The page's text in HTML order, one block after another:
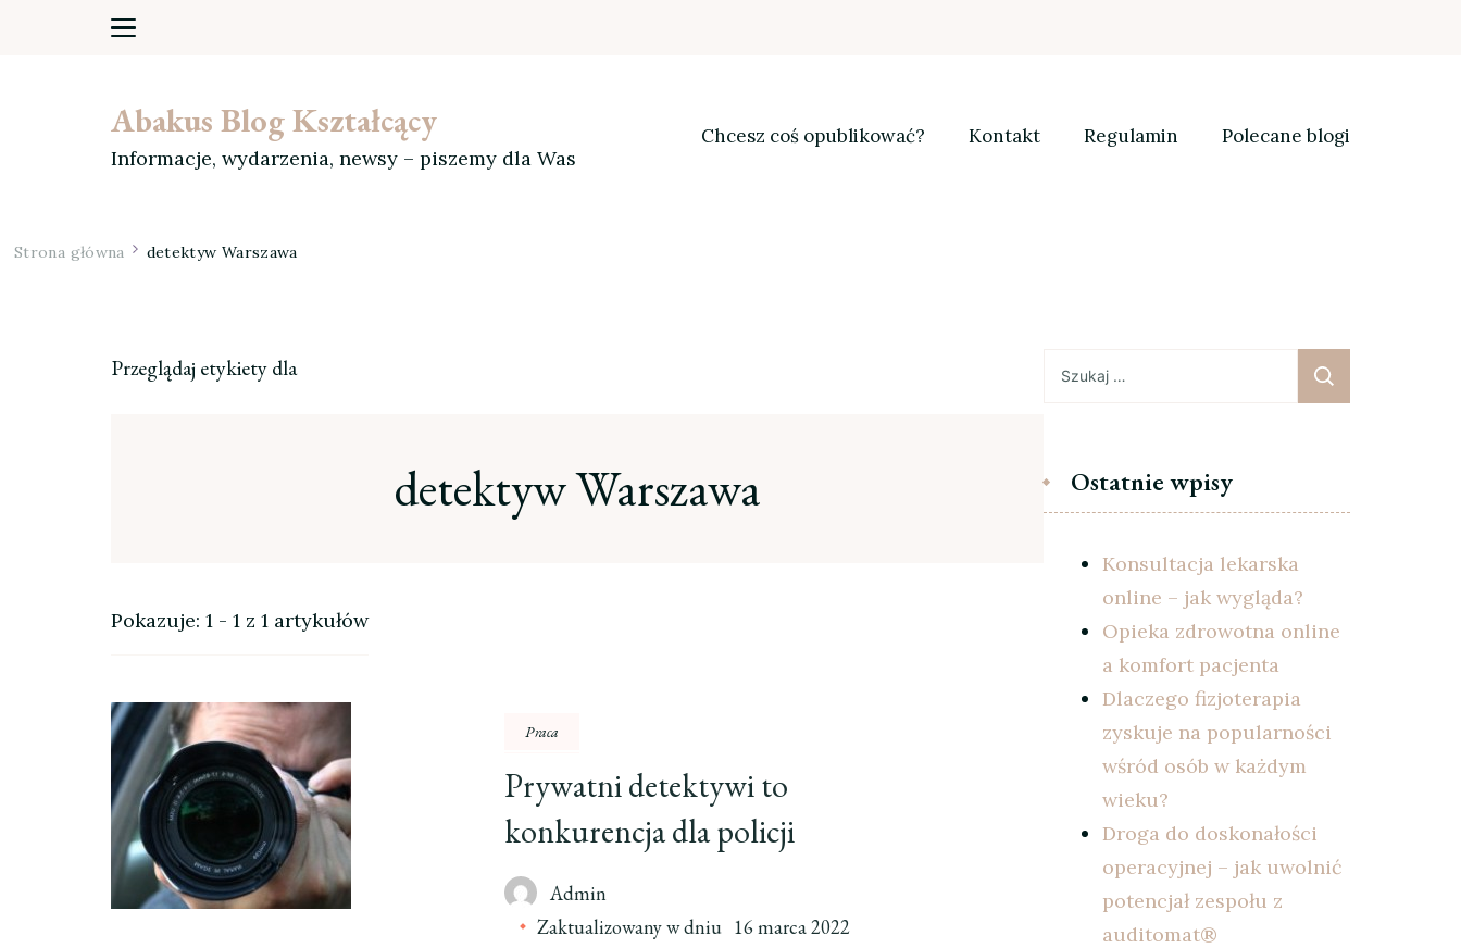
Abakus Blog Kształcący
Informacje, wydarzenia, newsy – piszemy dla Was
Chcesz coś opublikować? Kontakt Regulamin Polecane blogi
Strona główna detektyw Warszawa
Przeglądaj etykiety dla
detektyw Warszawa
Pokazuje: 1 - 1 z 1 artykułów
Praca
Prywatni detektywi to
konkurencja dla policji
Admin
Zaktualizowany w dniu 16 marca 2022
Ostatnie wpisy
Konsultacja lekarska
online – jak wygląda?
Opieka zdrowotna online
a komfort pacjenta
Dlaczego fizjoterapia
zyskuje na popularności
wśród osób w każdym
wieku?
Droga do doskonałości
operacyjnej – jak uwolnić
potencjał zespołu z
auditomat®